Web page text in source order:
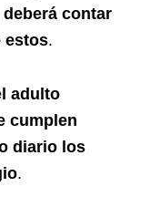
deberá contar
estos.
adulto
cumplen
diario los
.